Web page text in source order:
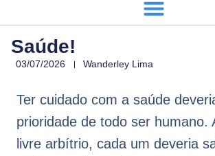
Saúde!
03/07/2026 Wanderley Lima
Ter cuidado com a saúde
prioridade de todo ser humano.
livre arbítrio, cada um deveria